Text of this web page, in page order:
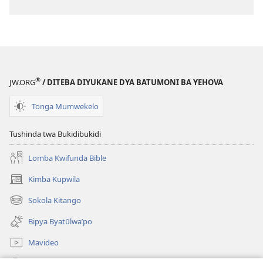
JW.ORG® / DITEBA DIYUKANE DYA BATUMONI BA YEHOVA
Tonga Mumwekelo
Tushinda twa Bukidibukidi
Lomba Kwifunda Bible
Kimba Kupwila
(opens
new
window)
Sokola Kitango
(opens
new
window)
Bipya Byatūlwa’po
Mavideo